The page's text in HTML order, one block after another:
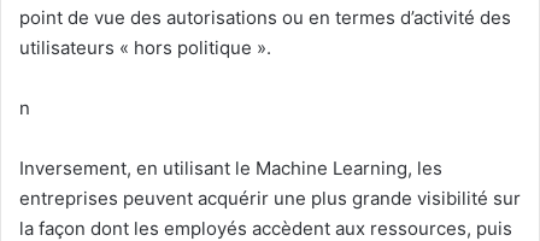
point de vue des autorisations ou en termes d’activité des
utilisateurs « hors politique ».
n
Inversement, en utilisant le Machine Learning, les
entreprises peuvent acquérir une plus grande visibilité sur
la façon dont les employés accèdent aux ressources, puis